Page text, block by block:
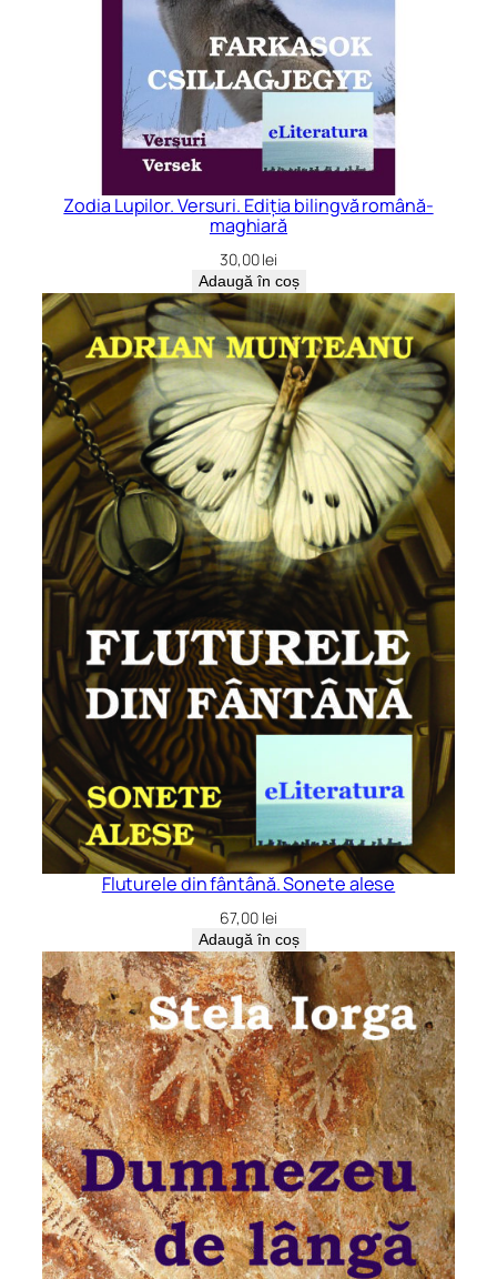
Zodia Lupilor. Versuri. Ediția bilingvă română-
maghiară
30,00lei
Adaugă în coș
Fluturele din fântână. Sonete alese
67,00 lei
Adaugă în coș